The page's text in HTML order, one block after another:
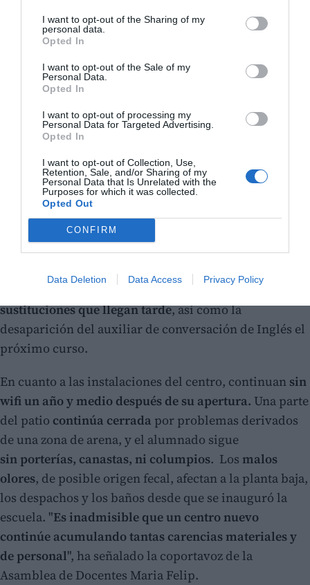
I want to opt-out of the Sharing of my
personal data.
Opted In
I want to opt-out of the Sale of my
Personal Data.
Opted In
I want to opt-out of processing my
Personal Data for Targeted Advertising.
Opted In
I want to opt-out of Collection, Use,
Retention, Sale, and/or Sharing of my
Personal Data that Is Unrelated with the
Purposes for which it was collected.
Opted Out
CONFIRM
Data Deletion Data Access Privacy Policy
A esta situación se suman las
bajas sin cubrir o
sustituciones que llegan tarde, así como la
desaparición del auxiliar de conversación de Inglés el
próximo curso.
En cuanto a las instalaciones del centro, continuan sin
wifi un año y medio después de su apertura. Una parte
del patio continúa cerrada por problemas derivados
de una zona de arena, y el alumnado sigue
sin porterías, canastas, ni columpios. Los malos
olores, de posible origen fecal, afectan a la planta baja,
los despachos y los baños desde que se inauguró la
escuela. "Es inadmisible que un centro nuevo
continúe acumulando tantas carencias materiales y
de personal", ha señalado la coportavoz de la
Asamblea de Docentes Maria Felip.